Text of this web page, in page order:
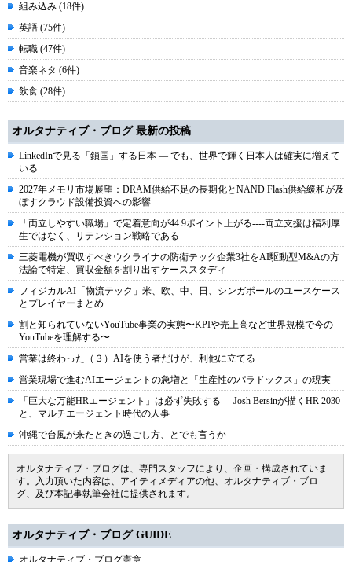
組み込み (18件)
英語 (75件)
転職 (47件)
音楽ネタ (6件)
飲食 (28件)
オルタナティブ・ブログ 最新の投稿
LinkedInで見る「鎖国」する日本 ― でも、世界で輝く日本人は確実に増えて
いる
2027年メモリ市場展望：DRAM供給不足の長期化とNAND Flash供給緩和が及
ぼすクラウド設備投資への影響
「両立しやすい職場」で定着意向が44.9ポイント上がる----両立支援は福利厚
生ではなく、リテンション戦略である
三菱電機が買収すべきウクライナの防衛テック企業3社をAI駆動型M&Aの方
法論で特定、買収金額を割り出すケーススタディ
フィジカルAI「物流テック」米、欧、中、日、シンガポールのユースケース
とプレイヤーまとめ
割と知られていないYouTube事業の実態〜KPIや売上高など世界規模で今の
YouTubeを理解する〜
営業は終わった（３）AIを使う者だけが、利他に立てる
営業現場で進むAIエージェントの急増と「生産性のパラドックス」の現実
「巨大な万能HRエージェント」は必ず失敗する----Josh Bersinが描くHR 2030
と、マルチエージェント時代の人事
沖縄で台風が来たときの過ごし方、とでも言うか
オルタナティブ・ブログは、専門スタッフにより、企画・構成されていま
す。入力頂いた内容は、アイティメディアの他、オルタナティブ・ブロ
グ、及び本記事執筆会社に提供されます。
オルタナティブ・ブログ GUIDE
オルタナティブ・ブログ憲章